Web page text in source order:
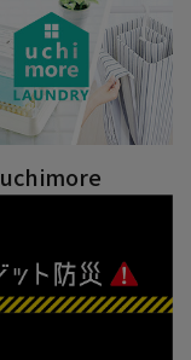
uchimore